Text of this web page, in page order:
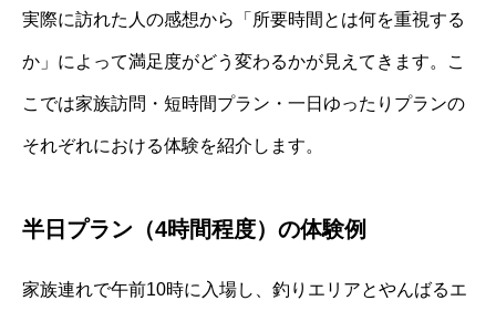
実際に訪れた人の感想から「所要時間とは何を重視する
か」によって満足度がどう変わるかが見えてきます。こ
こでは家族訪問・短時間プラン・一日ゆったりプランの
それぞれにおける体験を紹介します。
半日プラン（4時間程度）の体験例
家族連れで午前10時に入場し、釣りエリアとやんばるエ